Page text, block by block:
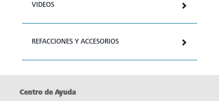
VIDEOS
REFACCIONES Y ACCESORIOS
Centro de Ayuda